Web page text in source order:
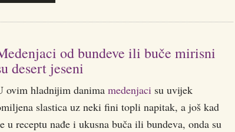
od bundeve ili buče mirisni
desert jeseni
ovim hladnijim danima medenjacisu uvijek
slastica uz neki fini topli napitak, a još kad
u receptu nađe i ukusna buča ili bundeva, onda su